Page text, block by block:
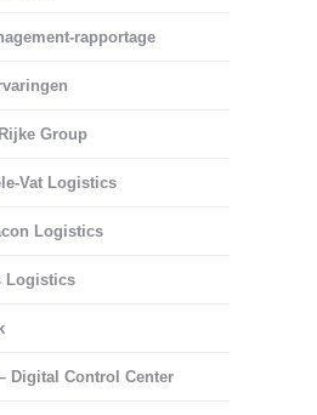
rapportage
Group
Vat Logistics
Logistics
Logistics
Digital Control Center